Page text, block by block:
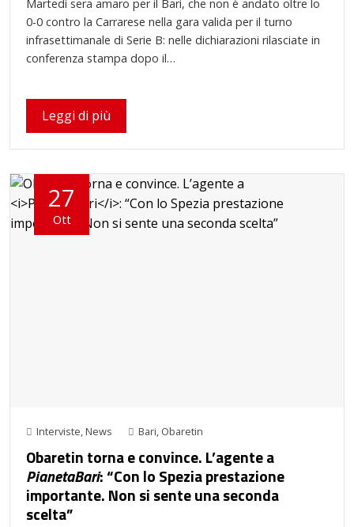
Martedì sera amaro per il Bari, che non è andato oltre lo
0-0 contro la Carrarese nella gara valida per il turno
infrasettimanale di Serie B: nelle dichiarazioni rilasciate in
conferenza stampa dopo il…
Leggi di più
27
Ott
Interviste, News Bari, Obaretin
Obaretin torna e convince. L’agente a
PianetaBari: “Con lo Spezia prestazione
importante. Non si sente una seconda
scelta”